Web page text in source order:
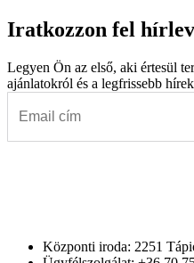
Iratkozzon fel
Legyen Ön az első, aki értesül
ajánlatokról és a legfrissebb
Központi iroda: 2251